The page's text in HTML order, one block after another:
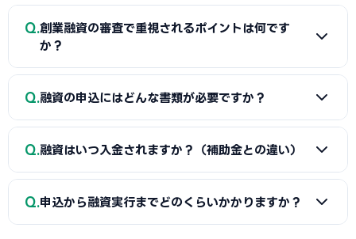
所もあります。融資額や難易度で異なるため、契約前に見積
もりと報酬条件を必ず確認しましょう。当サイトでは生駒市
に対応した実績豊富な専門家を無料でご紹介しています。
A
制度上の自己資金要件は緩和傾向にありますが、実務で
は希望融資額の1〜3割程度の自己資金があると審査で有利と
歴」です。通帳で計画的な資金準備を示せると評価が高まり
ます。一時的な借入による見せ金は逆効果なので避けましょ
Q 創業融資の審査で重視されるポイントは何です
か？
A
①自己資金の額と出所、②事業の経験・スキル、③創業
生駒市の市場環境や自身の強みを踏まえた、堅実かつ実現可
能な計画ほど高く評価されます。創業融資代行はこの作り込
Q 融資の申込にはどんな書類が必要ですか？
A
一般的に、創業計画書、資金繰り表、見積書、自己資金
決算書などが必要です。創業融資代行はこれらの書類作成・
整備と不備チェックを代行し、面談で説明すべき要点まで準
Q 融資はいつ入金されますか？（補助金との違い）
A
融資は補助金と違い「前払い」です。審査通過・契約後
Q 申込から融資実行までどのくらいかかりますか？